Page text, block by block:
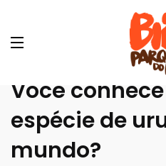
Você
espécie de
mundo?